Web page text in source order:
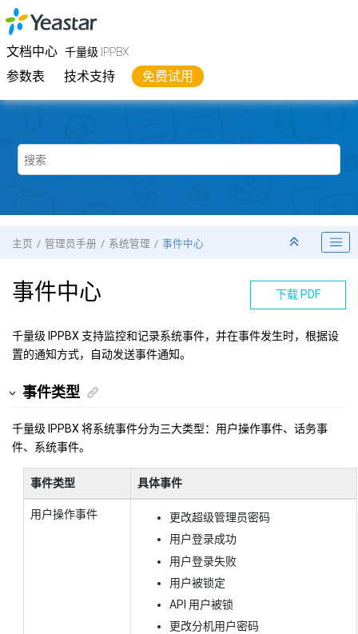
跳转到主要内容
文档中心 千量级 IPPBX
参数表 技术支持 免费试用
Yeastar千量级 IPPBX
主页 管理员手册 系统管理 事件中心
下载 PDF
事件中心
千量级 IPPBX 支持监控和记录系统事件，并在事件发生时，根据设
置的通知方式，自动发送事件通知。
事件类型
千量级 IPPBX 将系统事件分为三大类型：用户操作事件、话务事
件、系统事件。
事件类型 具体事件
用户操作事件
更改超级管理员密码
用户登录成功
用户登录失败
用户被锁定
API 用户被锁
更改分机用户密码